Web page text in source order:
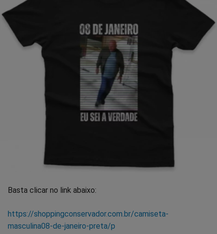
Basta clicar no link abaixo:
https://shoppingconservador.com.br/camiseta-
masculina08-de-janeiro-preta/p